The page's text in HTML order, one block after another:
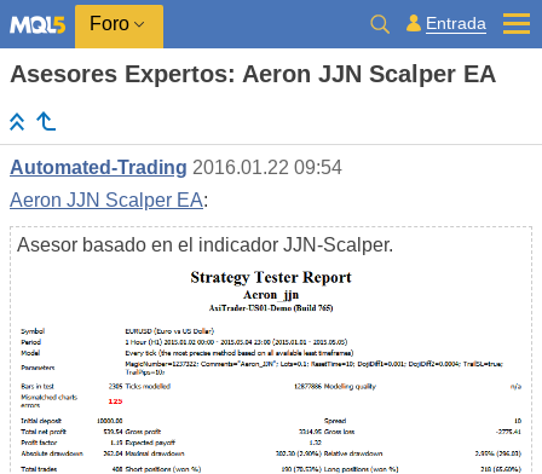
Foro Entrada
Asesores Expertos: Aeron JJN Scalper EA
Automated-Trading 2016.01.22 09:54
Aeron JJN Scalper EA:
Asesor basado en el indicador JJN-Scalper.